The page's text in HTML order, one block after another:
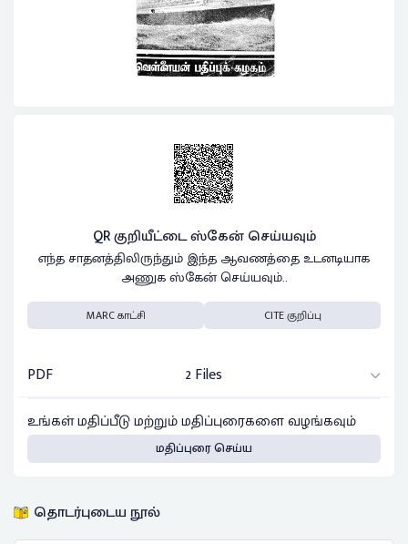
QR குறியீட்டை ஸ்கேன் செய்யவும்
எந்த சாதனத்திலிருந்தும் இந்த ஆவணத்தை உடனடியாக
அணுக ஸ்கேன் செய்யவும்..
MARC காட்சி CITE குறிப்பு
PDF
2 Files
உங்கள் மதிப்பீடு மற்றும் மதிப்புரைகளை வழங்கவும்
மதிப்புரை செய்ய
தொடர்புடைய நூல்